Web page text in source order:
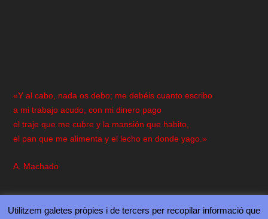
«Y al cabo, nada os debo; me debéis cuanto escribo
a mi trabajo acudo, con mi dinero pago
el traje que me cubre y la mansión que habito,
el pan que me alimenta y el lecho en donde yago.»
A. Machado
Utilitzem galetes pròpies i de tercers per recopilar informació que